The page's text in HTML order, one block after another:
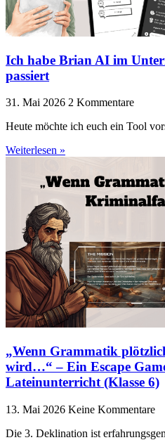
Ich habe Brian AI im
passiert
31. Mai 2026 2 Kommentare
Heute möchte ich euch ein Tool
Weiterlesen »
„Wenn Grammatik
wird…“ – Ein Escape
Lateinunterricht (Klasse 6)
13. Mai 2026 Keine Kommentare
Die 3. Deklination ist